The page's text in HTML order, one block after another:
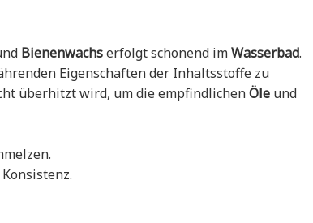
Bienenwachserfolgt schonend imWasserbad.
Eigenschaften der Inhaltsstoffe zu
überhitzt wird, um die empfindlichenÖle und